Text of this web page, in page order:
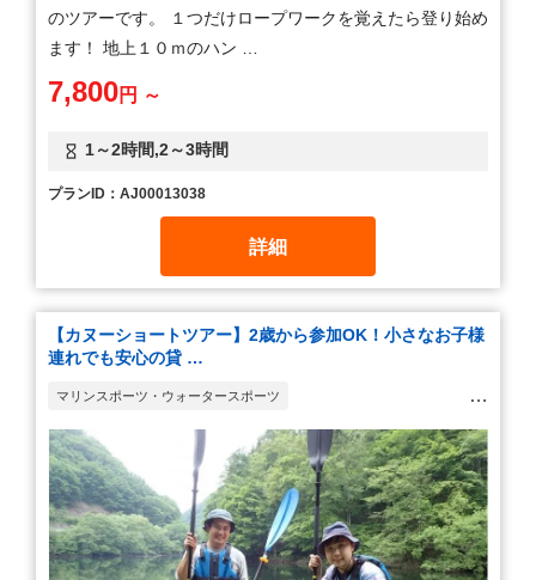
のツアーです。 １つだけロープワークを覚えたら登り始め
ます！ 地上１０ｍのハン …
1～2時間,2～3時間
7,800円 ～
プランID：AJ00013038
詳細
【カヌーショートツアー】2歳から参加OK！小さなお子様
連れでも安心の貸 …
マリンスポーツ・ウォータースポーツ
ボルダリング・ツリークライミング